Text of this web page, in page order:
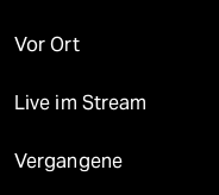
Vor Ort
Live im Stream
Vergangene